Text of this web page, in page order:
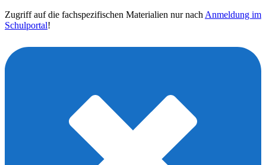
Zugriff auf die fachspezifischen Materialien nur nach Anmeldung im
Schulportal!